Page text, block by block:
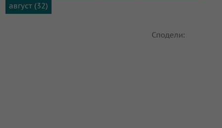
август (32)
Сподели: